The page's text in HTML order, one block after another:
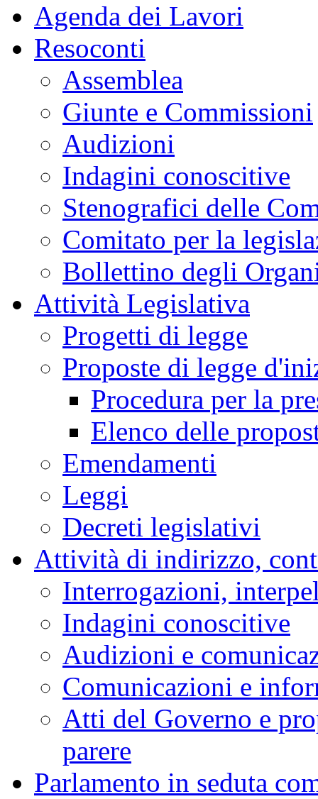
Agenda dei Lavori
Resoconti
Assemblea
Giunte e Commissioni
Audizioni
Indagini conoscitive
Stenografici delle
Comitato per la
Bollettino degli
Attività Legislativa
Progetti di legge
Proposte di legge
Procedura per la
Elenco delle
Emendamenti
Leggi
Decreti legislativi
Attività di indirizzo,
Interrogazioni,
Indagini conoscitive
Audizioni e
Comunicazioni e
Atti del Governo e
parere
Parlamento in seduta